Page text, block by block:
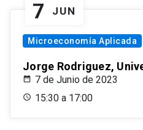
7 JUN
Microeconomía Aplicada
Jorge Rodriguez,
7 de Junio de 2023
15:30 a 17:00